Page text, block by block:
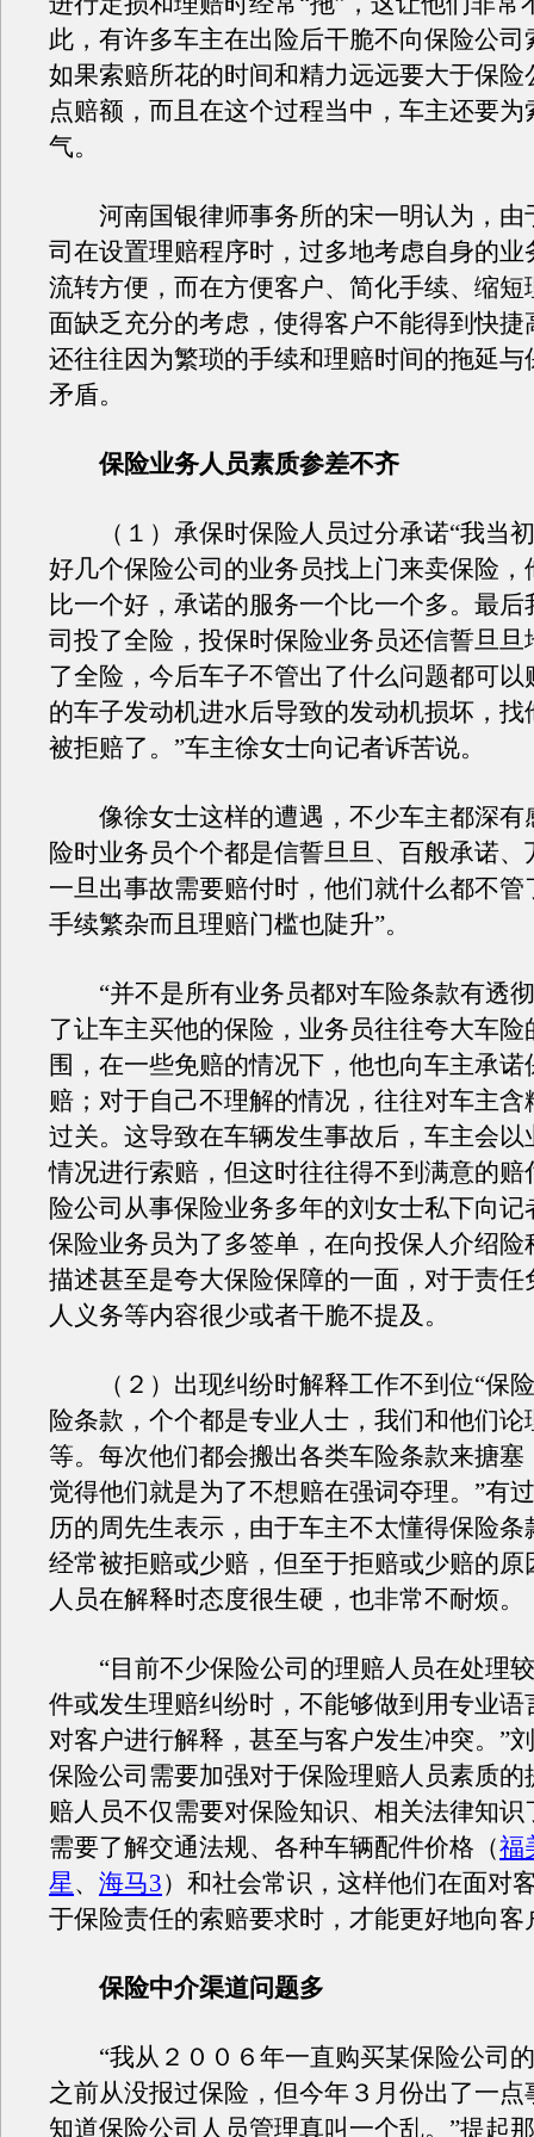
此，有许多车主在出险后干脆不向保险公司
如果索赔所花的时间和精力远远要大于保险
点赔额，而且在这个过程当中，车主还要为
气。
河南国银律师事务所的宋一明认为，由
司在设置理赔程序时，过多地考虑自身的业
流转方便，而在方便客户、简化手续、缩短
面缺乏充分的考虑，使得客户不能得到快捷
还往往因为繁琐的手续和理赔时间的拖延与
矛盾。
保险业务人员素质参差不齐
（１）承保时保险人员过分承诺“我当
好几个保险公司的业务员找上门来卖保险，
比一个好，承诺的服务一个比一个多。最后
司投了全险，投保时保险业务员还信誓旦旦
了全险，今后车子不管出了什么问题都可以
的车子发动机进水后导致的发动机损坏，找
被拒赔了。”车主徐女士向记者诉苦说。
像徐女士这样的遭遇，不少车主都深有
险时业务员个个都是信誓旦旦、百般承诺、
一旦出事故需要赔付时，他们就什么都不管
手续繁杂而且理赔门槛也陡升”。
“并不是所有业务员都对车险条款有透
了让车主买他的保险，业务员往往夸大车险
围，在一些免赔的情况下，他也向车主承诺
赔；对于自己不理解的情况，往往对车主含
过关。这导致在车辆发生事故后，车主会以
情况进行索赔，但这时往往得不到满意的赔
险公司从事保险业务多年的刘女士私下向记
保险业务员为了多签单，在向投保人介绍险
描述甚至是夸大保险保障的一面，对于责任
人义务等内容很少或者干脆不提及。
（２）出现纠纷时解释工作不到位“保
险条款，个个都是专业人士，我们和他们论
等。每次他们都会搬出各类车险条款来搪塞
觉得他们就是为了不想赔在强词夺理。”有
历的周先生表示，由于车主不太懂得保险条
经常被拒赔或少赔，但至于拒赔或少赔的原
人员在解释时态度很生硬，也非常不耐烦。
“目前不少保险公司的理赔人员在处理
件或发生理赔纠纷时，不能够做到用专业语
对客户进行解释，甚至与客户发生冲突。”
保险公司需要加强对于保险理赔人员素质的
赔人员不仅需要对保险知识、相关法律知识
需要了解交通法规、各种车辆配件价格（福
星、 海马3）和社会常识，这样他们在面对
于保险责任的索赔要求时，才能更好地向客
保险中介渠道问题多
“我从２００６年一直购买某保险公司
之前从没报过保险，但今年３月份出了一点
知道保险公司人员管理真叫一个乱。”提起